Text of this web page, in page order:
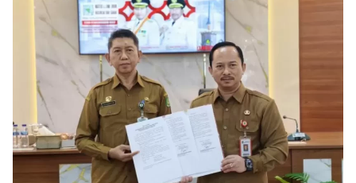
Partner
Insight
Suara
Time
Lens
Daily
Jogja
Jalan
Rakyat
Idealita
News
Notice
Radar
Seedbacklink
Follow
Kabarbaru